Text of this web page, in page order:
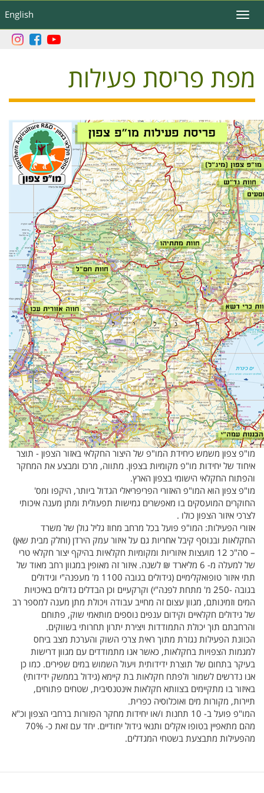
לתוכן
העיקרי
English
Toggle
navigation
מפת פריסת פעילות
מו"פ צפון משמש כיחידת המו"פ של היצור החקלאי באזור הצפון - תוצר
איחוד של יחידות מו"פ מקומיות בצפון. מתווה, מרכז ומבצע את המחקר
והפתוח החקלאי הישומי בצפון הארץ.
מו"פ צפון הוא המו"פ האזורי הפריפריאלי הגדול ביותר, היקפו ומס'
החוקרים המועסקים בו מאפשרים גמישות תפעולית ומתן מענה איכותי
לצרכי איזור הצפון כולו .
אזורי הפעילות: המו"פ פועל בכל מרחב מחוז גליל גולן של משרד
החקלאות ובנוסף קיבל אחריות גם על איזור עמק הירדן (וחלק מבית שאן)
– סה"כ 12 מועצות איזוריות ומקומיות חקלאיות בהיקף יצור חקלאי טרי
של למעלה מ- 6 מליארד ₪ לשנה. איזור זה מאופין במגוון רחב מאוד של
תתי איזור טופואקלימיים (גידולים בגובה 1100 מ' מעפנה"י וגידולים
בגובה -250 מ' מתחת לפנה"י) וקרקעיים וכן הבדלים גדולים באיכויות
המים וזמינותם, מגוון עצום זה מחייב עבודה ויכולת מתן מענה למספר רב
של גידולים חקלאיים וקידום ענפים נוספים מותאמי שוק, פתוחם
והרחבתם תוך יכולת התמודדות ויצירת יתרון תחרותי בשווקים.
הכוונת הפעילות נגזרת מתוך ראית צרכי השוק והערכת מצב ביחס
למגמות הצפויות בחקלאות, כאשר אנו מתמודדים עם מגוון דרישות
בעיקר בתחום של תוצרת ידידותית ויעול השמוש במים שפירים. כמו כן
אנו נדרשים לשמור ולפתח חקלאות בת קיימא (גידול בממשק ידידותי)
באיזור בו מתקיימים בצוותא חקלאות אינטנסיבית, שטחים פתוחים,
תיירות, מקורות מים ואוכלוסיה כפרית.
המו"פ פועל ב- 10 תחנות ו/או יחידות מחקר הפזורות ברחבי הצפון וכ"א
מהם מתאפיין בטופו אקלים ותנאי גידול יחודיים. יחד עם זאת כ- 70%
מהפעילות מתבצעת בשטחי המגדלים.